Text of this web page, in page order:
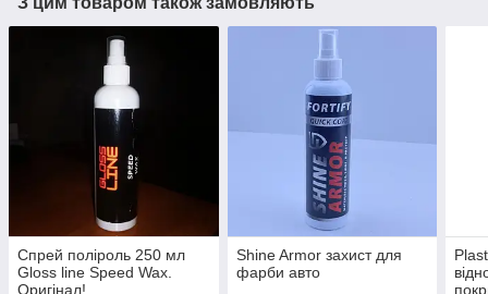
Спрей поліроль 250 мл
Gloss line Speed Wax.
Оригінал!
Shine Armor захист для
фарби авто